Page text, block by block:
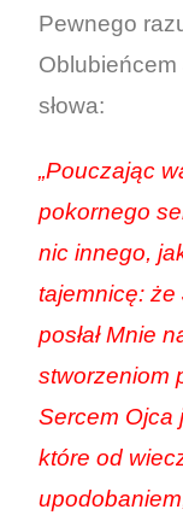
Pewnego
Oblubieńcem
słowa:
„Pouczając
pokornego
nic innego,
tajemnicę:
posłał Mnie
stworzeniom
Sercem Ojca
które od